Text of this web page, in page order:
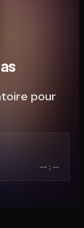
code. C'est gratuit à
pour
--:--